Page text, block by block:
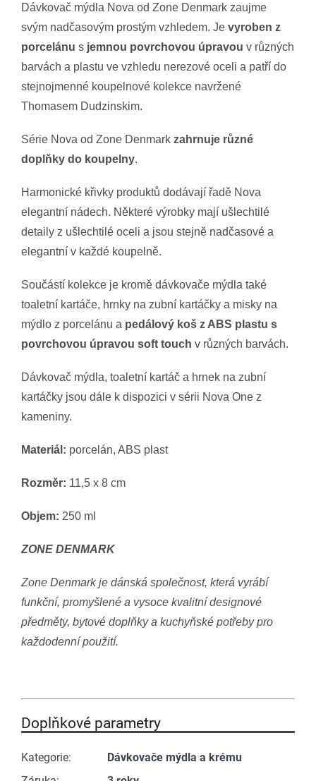
Dávkovač mýdla Nova od Zone Denmark zaujme
svým nadčasovým prostým vzhledem. Je vyroben z
porcelánu s jemnou povrchovou úpravou v různých
barvách a plastu ve vzhledu nerezové oceli a patří do
stejnojmenné koupelnové kolekce navržené
Thomasem Dudzinskim.
Série Nova od Zone Denmark zahrnuje různé
doplňky do koupelny.
Harmonické křivky produktů dodávají řadě Nova
elegantní nádech. Některé výrobky mají ušlechtilé
detaily z ušlechtilé oceli a jsou stejně nadčasové a
elegantní v každé koupelně.
Součástí kolekce je kromě dávkovače mýdla také
toaletní kartáče, hrnky na zubní kartáčky a misky na
mýdlo z porcelánu a pedálový koš z ABS plastu s
povrchovou úpravou soft touch v různých barvách.
Dávkovač mýdla, toaletní kartáč a hrnek na zubní
kartáčky jsou dále k dispozici v sérii Nova One z
kameniny.
Materiál: porcelán, ABS plast
Rozměr: 11,5 x 8 cm
Objem: 250 ml
ZONE DENMARK
Zone Denmark je dánská společnost, která vyrábí
funkční, promyšlené a vysoce kvalitní designové
předměty, bytové doplňky a kuchyňské potřeby pro
každodenní použití.
Doplňkové parametry
Kategorie:
Dávkovače mýdla a krému